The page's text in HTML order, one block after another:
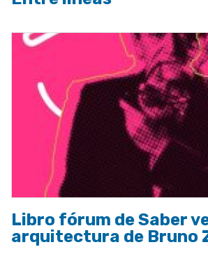
Libro fórum de Saber
arquitectura de Bruno